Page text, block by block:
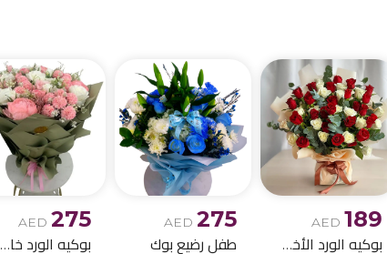
AED 189
بوكيه الورد الأخمر والابيض
AED 275
طفل رضيع بوك
AED 275
بوكيه الورد خاص اصطناعي